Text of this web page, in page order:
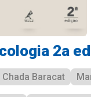
2a
Chada Baracat